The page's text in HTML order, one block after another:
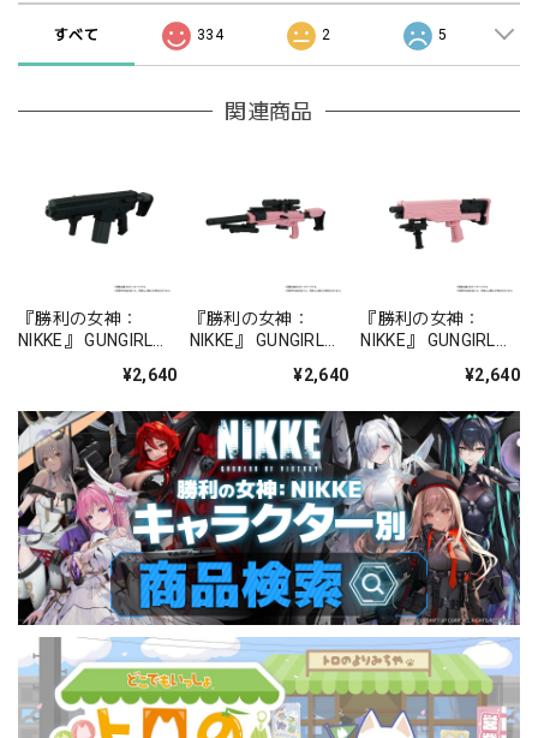
すべて 334 2 5
関連商品
『勝利の女神：
NIKKE』 GUNGIRL
ドワーフ（スノーホ
¥2,640
『勝利の女神：
NIKKE』 GUNGIRL
ング・ワンダーラン
¥2,640
『勝利の女神：
NIKKE』 GUNGIRL
ボム（ペッパー）
¥2,640